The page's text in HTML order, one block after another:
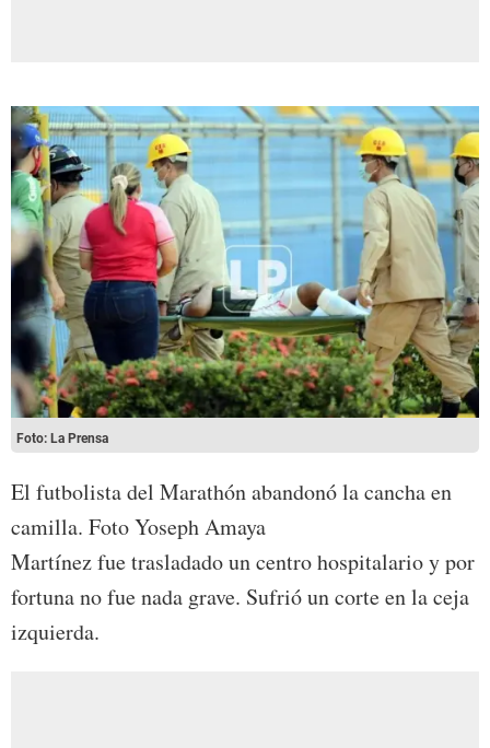
Foto: La Prensa
El futbolista del Marathón abandonó la cancha en
camilla. Foto Yoseph Amaya
Martínez fue trasladado un centro hospitalario y por
fortuna no fue nada grave. Sufrió un corte en la ceja
izquierda.